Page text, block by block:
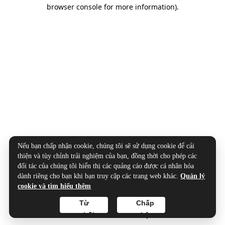
browser console for more information).
Nếu bạn chấp nhận cookie, chúng tôi sẽ sử dụng cookie để cải
thiện và tùy chỉnh trải nghiệm của bạn, đồng thời cho phép các
đối tác của chúng tôi hiển thị các quảng cáo được cá nhân hóa
dành riêng cho bạn khi bạn truy cập các trang web khác.Quản lý
cookie và tìm hiểu thêm
Chấp
nhận
Từ
chối